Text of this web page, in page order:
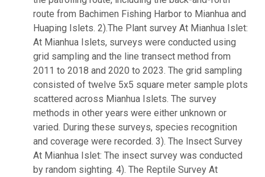
route from Bachimen Fishing Harbor to Mianhua and
Huaping Islets. 2).The Plant survey At Mianhua Islet:
At Mianhua Islets, surveys were conducted using
grid sampling and the line transect method from
2011 to 2018 and 2020 to 2023. The grid sampling
consisted of twelve 5x5 square meter sample plots
scattered across Mianhua Islets. The survey
methods in other years were either unknown or
varied. During these surveys, species recognition
and coverage were recorded. 3). The Insect Survey
At Mianhua Islet: The insect survey was conducted
by random sighting. 4). The Reptile Survey At